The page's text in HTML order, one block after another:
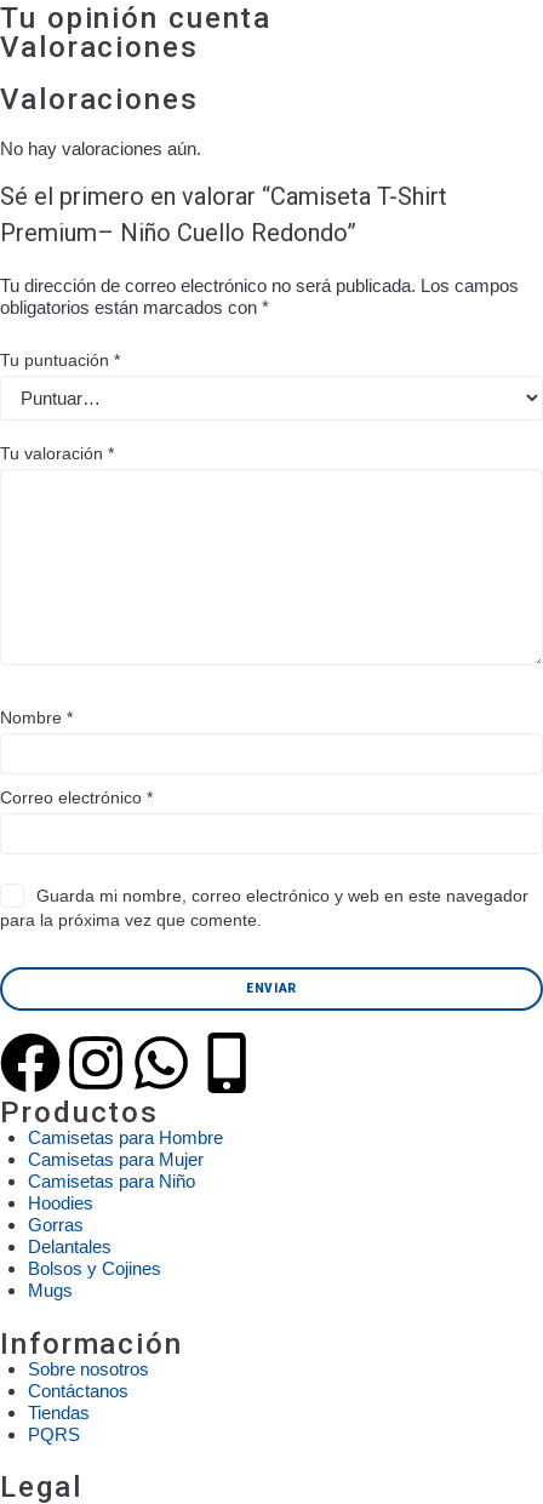
Tu opinión cuenta
Valoraciones
Valoraciones
No hay valoraciones aún.
Sé el primero en valorar “Camiseta T-Shirt
Premium– Niño Cuello Redondo”
Tu dirección de correo electrónico no será publicada. Los campos
obligatorios están marcados con *
Tu puntuación *
Tu valoración *
Nombre *
Correo electrónico *
Guarda mi nombre, correo electrónico y web en este navegador
para la próxima vez que comente.
Productos
Camisetas para Hombre
Camisetas para Mujer
Camisetas para Niño
Hoodies
Gorras
Delantales
Bolsos y Cojines
Mugs
Información
Sobre nosotros
Contáctanos
Tiendas
PQRS
Legal